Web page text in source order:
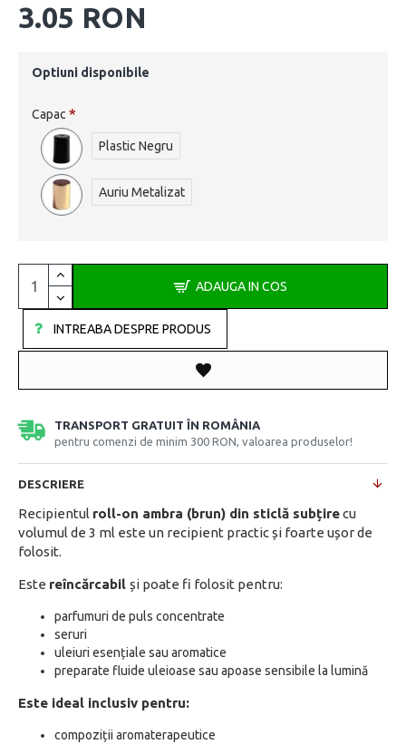
3.05 RON
Optiuni disponibile
Capac
Plastic Negru
Auriu Metalizat
ADAUGA IN COS
INTREABA DESPRE PRODUS
TRANSPORT GRATUIT ÎN ROMÂNIA
pentru comenzi de minim 300 RON, valoarea produselor!
DESCRIERE
Recipientul roll-on ambra (brun) din sticlă subțirecu
volumul de 3 ml este un recipient practic și foarte ușor de
folosit.
Este reîncărcabil și poate fi folosit pentru:
parfumuri de puls concentrate
seruri
uleiuri esențiale sau aromatice
preparate fluide uleioase sau apoase sensibile la lumină
Este ideal inclusiv pentru:
compoziții aromaterapeutice